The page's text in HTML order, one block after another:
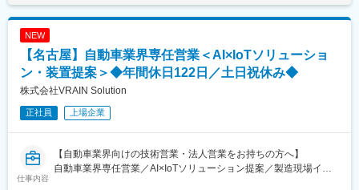
・製品・業界知識は入社後に習得可能
・支店や他部署と連携しながら段階的に担当を拡大
■働き方
・出張あり（国内中心ですが将来的に海外出張の可能性もあり※現
地法人あり）
・タブレット支給で外出先でも業務可能
・月平均残業：約30時間
変更の範囲：会社の定める業務
顧客課題のヒアリング
加工プロセスの分析
技術部門との提案内容検討
製品デモ・テストの企画実施
テスト結果の分析および再提案
＜プロジェクト推進＞
見積作成
契約交渉
受注管理
納入調整
導入後フォロー
NEW
【名古屋】自動車業界専任営業＜AI×IoTソリューショ
ン・装置提案＞◆年間休日122日／土日祝休み◆
株式会社VRAIN Solution
正社員 上場企業
仕事内容
【自動車業界向けの技術営業・法人営業をお持ちの方へ】
自動車業界専任営業／AI×IoTソリューション提案／製造現場イン